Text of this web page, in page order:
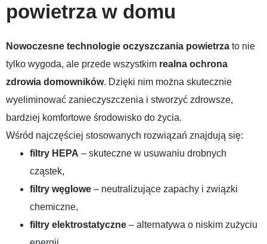
powietrza w domu
Nowoczesne technologie oczyszczania powietrza to nie
tylko wygoda, ale przede wszystkim realna ochrona
zdrowia domowników. Dzięki nim można skutecznie
wyeliminować zanieczyszczenia i stworzyć zdrowsze,
bardziej komfortowe środowisko do życia.
Wśród najczęściej stosowanych rozwiązań znajdują się:
filtry HEPA – skuteczne w usuwaniu drobnych
cząstek,
filtry węglowe – neutralizujące zapachy i związki
chemiczne,
filtry elektrostatyczne – alternatywa o niskim zużyciu